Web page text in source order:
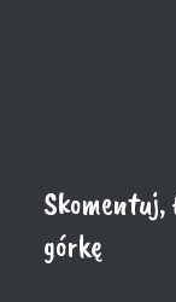
Skomentuj,
górkę